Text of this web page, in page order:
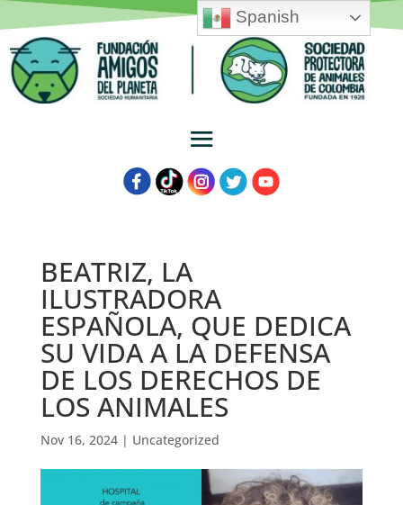
BEATRIZ, LA
ILUSTRADORA
ESPAÑOLA, QUE DEDICA
SU VIDA A LA DEFENSA
DE LOS DERECHOS DE
LOS ANIMALES
Nov 16, 2024| Uncategorized
Spanish